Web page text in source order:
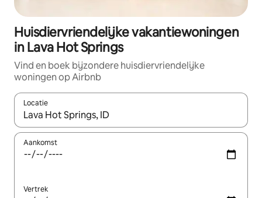
Huisdiervriendelijke vakantiewoningen
in Lava Hot Springs
Vind en boek bijzondere huisdiervriendelijke
woningen op Airbnb
Locatie
Wanneer er suggesties beschikbaar zijn, maak je een keuze
Aankomst
Vertrek